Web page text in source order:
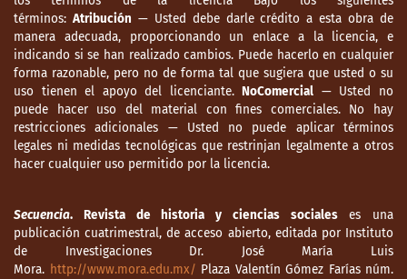
términos: Atribución — Usted debe darle crédito a esta obra de
manera adecuada, proporcionando un enlace a la licencia, e
indicando si se han realizado cambios. Puede hacerlo en cualquier
forma razonable, pero no de forma tal que sugiera que usted o su
uso tienen el apoyo del licenciante.NoComercial — Usted no
puede hacer uso del material con fines comerciales. No hay
restricciones adicionales — Usted no puede aplicar términos
legales ni medidas tecnológicas que restrinjan legalmente a otros
hacer cualquier uso permitido por la licencia.
Secuencia. Revista de historia y ciencias socialeses una
publicación cuatrimestral, de acceso abierto, editada por Instituto
de Investigaciones Dr. José María Luis
Mora. http://www.mora.edu.mx/ Plaza Valentín Gómez Farías núm.